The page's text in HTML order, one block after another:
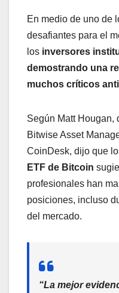
En medio de uno de
desafiantes para el
los inversores
demostrando una
muchos críticos
Según Matt Hougan,
Bitwise Asset
CoinDesk, dijo que
ETF de Bitcoin
profesionales han
posiciones, incluso
del mercado.
“La mejor